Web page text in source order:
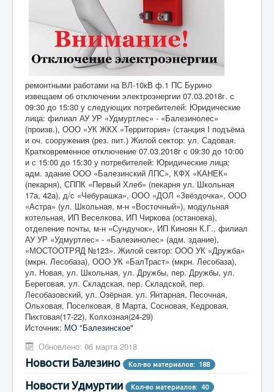
ремонтными работами на ВЛ-10кВ ф.1 ПС Бурино
извещаем об отключении электроэнергии 07.03.2018г. с
09:30 до 15:30 у следующих потребителей: Юридические
лица: филиал АУ УР «Удмуртлес» - «Балезинолес»
(произв.), ООО «УК ЖКХ «Территория» (станция I подъёма
и оч. сооружения (рез. пит.) Жилой сектор: ул. Садовая.
Кратковременное отключение 07.03.2018г с 09:30 до 10:00
и с 15:00 до 15:30 у потребителей: Юридические лица:
адм. здание ООО «Балезинский ЛПС», КФХ «КАНЕК»
(пекарня), СППК «Первый Хлеб» (пекарня ул. Школьная
17а, 42а), д/с «Чебурашка», ООО «ДОЛ «Звёздочка», ООО
«Астра» (ул. Школьная, м-н «Восточный»), модульная
котельная, ИП Веселкова, ИП Чиркова (остановка),
отделение почты, м-н «Сундучок», ИП Киноян К.Г., филиал
АУ УР «Удмуртлес» - «Балезинолес» (адм. здание),
«МОСТООТРЯД №123». Жилой сектор: ООО УК «Дружба»
(мкрн. Лесобаза), ООО УК «БалТраст» (мкрн. Лесобаза),
ул. Новая, ул. Школьная, ул. Дружбы, пер. Дружбы, ул.
Береговая, ул. Складская, пер. Складской, пер.
Лесобазовский, ул. Озёрная. ул. Янтарная, Песочная,
Ольховая, Поселковая, 8 Марта, Сосновая, Кедровая,
Пихтовая(17-22), Колхозная(24-29)
Источник: МО "Балезинское"
Обновлено: 06 марта 2018
Новости Балезино Кол-во материалов: 188
Новости Удмуртии Кол-во материалов: 40